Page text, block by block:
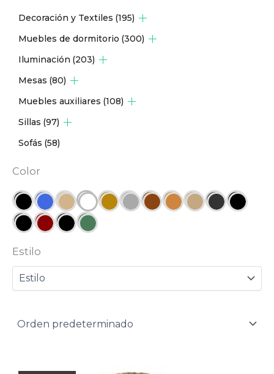
Decoración y Textiles (195)
Muebles de dormitorio (300)
Iluminación (203)
Mesas (80)
Muebles auxiliares (108)
Sillas (97)
Sofás (58)
Color
Estilo